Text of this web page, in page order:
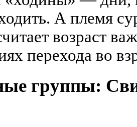
А племя
возраст
перехода во
группы: